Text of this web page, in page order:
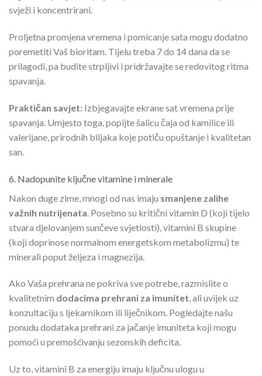
svježi i koncentrirani.
Proljetna promjena vremena i pomicanje sata mogu dodatno
poremetiti Vaš bioritam. Tijelu treba 7 do 14 dana da se
prilagodi, pa budite strpljivi i pridržavajte se redovitog ritma
spavanja.
Praktičan savjet: Izbjegavajte ekrane sat vremena prije
spavanja. Umjesto toga, popijte šalicu čaja od kamilice ili
valerijane, prirodnih biljaka koje potiču opuštanje i kvalitetan
san.
6. Nadopunite ključne vitamine i minerale
Nakon duge zime, mnogi od nas imaju smanjene zalihe
važnih nutrijenata . Posebno su kritični vitamin D (koji tijelo
stvara djelovanjem sunčeve svjetlosti), vitamini B skupine
(koji doprinose normalnom energetskom metabolizmu) te
minerali poput željeza i magnezija.
Ako Vaša prehrana ne pokriva sve potrebe, razmislite o
kvalitetnim dodacima prehrani za imunitet, ali uvijek uz
konzultaciju s ljekarnikom ili liječnikom. Pogledajte našu
ponudu dodataka prehrani za jačanje imuniteta koji mogu
pomoći u premošćivanju sezonskih deficita.
Uz to, vitamini B za energiju imaju ključnu ulogu u